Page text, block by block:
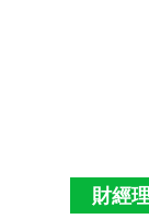
財經